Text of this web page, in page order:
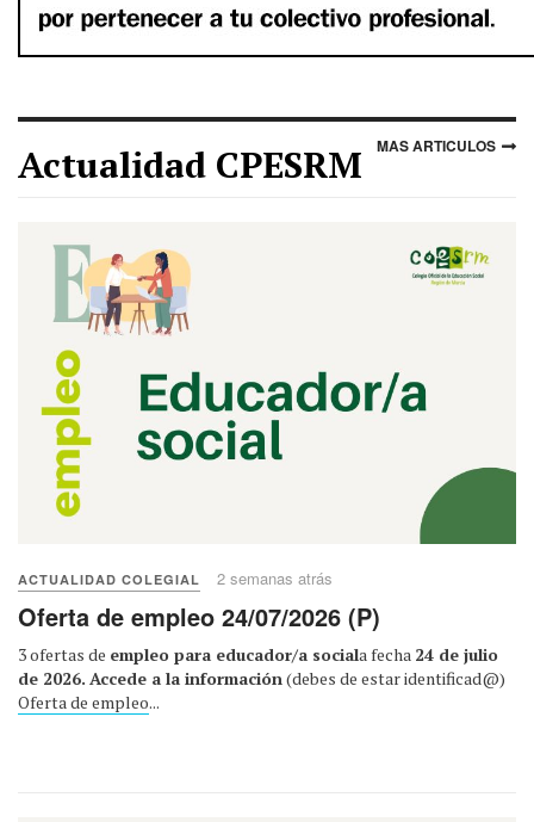
Actualidad CPESRM MAS ARTICULOS
ACTUALIDAD COLEGIAL 2 semanas atrás
Oferta de empleo 24/07/2026 (P)
3 ofertas de empleo para educador/a sociala fecha 24 de julio
de 2026. Accede a la información(debes de estar identificad@)
Oferta de empleo...